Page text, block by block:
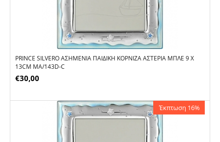
PRINCE SILVERO ΑΣΗΜΈΝΙΑ ΠΑΙΔΙΚΉ ΚΟΡΝΊΖΑ ΑΣΤΈΡΙΑ ΜΠΛΕ 9 X
13CM MA/143D-C
€30,00
Έκπτωση 16%